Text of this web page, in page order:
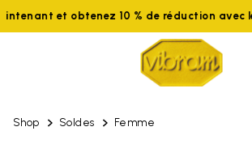
et obtenez 10 % de réduction avec
Shop Soldes Femme